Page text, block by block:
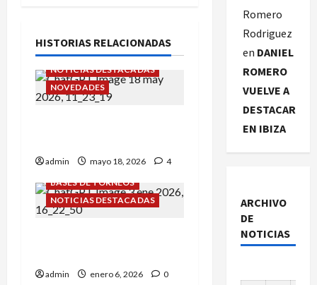
HISTORIAS RELACIONADAS
NOTICIAS DESTACADAS
NOVEDADES
admin mayo 18, 2026
4
BASES DE TORNEOS
NOTICIAS DESTACADAS
admin enero 6, 2026
0
Romero
Rodriguez
en DANIEL
ROMERO
VUELVE A
DESTACAR
EN IBIZA
ARCHIVO
DE
NOTICIAS